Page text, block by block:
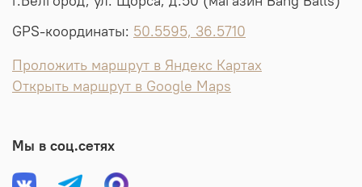
GPS-координаты: 50.5595, 36.5710
Проложить маршрут в Яндекс Картах
Открыть маршрут в Google Maps
Мы в соц.сетях